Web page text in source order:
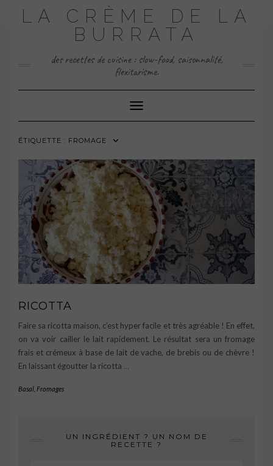
LA CRÈME DE LA
BURRATA
des recettes de cuisine : slow-food, saisonnalité,
flexitarisme.
Toggle Navigation
ÉTIQUETTE : FROMAGE
RICOTTA
Faire sa ricotta maison, c’est hyper facile et très agréable ! En effet,
on va voir cailler le lait rapidement. Le résultat sera un fromage
frais et crémeux à base de lait de vache, de brebis ou de chèvre !
En laissant égoutter la ricotta …
Basal Fromages
UN INGRÉDIENT ? UN NOM DE
RECETTE ?